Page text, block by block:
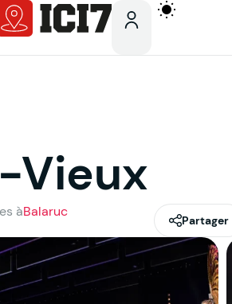
Vieux
àBalaruc
Partager